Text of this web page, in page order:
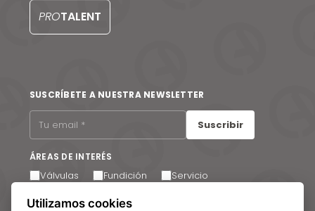
PROTALENT
SUSCRÍBETE A NUESTRA NEWSLETTER
Suscribir
ÁREAS DE INTERÉS
Válvulas Fundición Servicio
Acepto recibir comunicaciones por correo electrónico.
Utilizamos cookies